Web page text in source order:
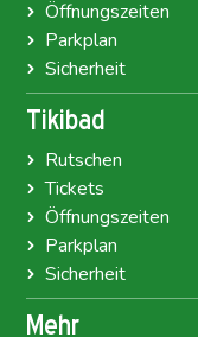
Öffnungszeiten
Parkplan
Sicherheit
Tikibad
Rutschen
Tickets
Öffnungszeiten
Parkplan
Sicherheit
Mehr